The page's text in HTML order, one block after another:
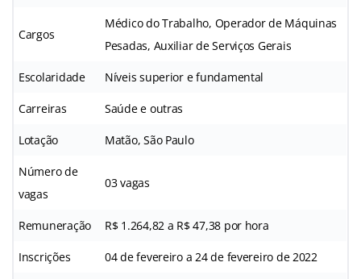
Cargos
Médico do Trabalho, Operador de Máquinas
Pesadas, Auxiliar de Serviços Gerais
Escolaridade Níveis superior e fundamental
Carreiras Saúde e outras
Lotação Matão, São Paulo
Número de
vagas
03 vagas
Remuneração R$ 1.264,82 a R$ 47,38 por hora
Inscrições 04 de fevereiro a 24 de fevereiro de 2022